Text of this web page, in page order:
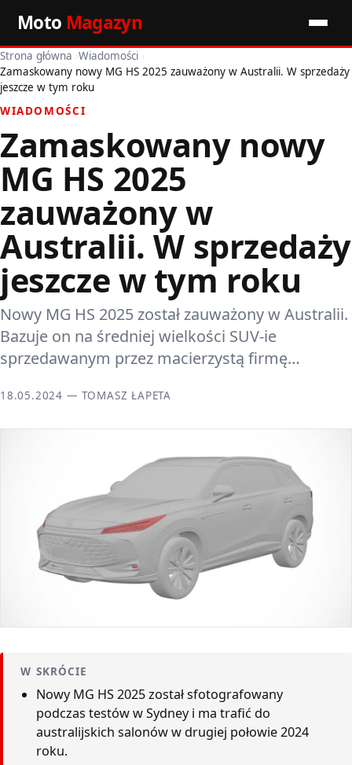
Moto Magazyn
Start
Wiadomości
Premiery
Porady motoryzacyjne
Pozostałe artykuły
Strona główna ›Wiadomości ›
Zamaskowany nowy MG HS 2025 zauważony w Australii. W sprzedaży
jeszcze w tym roku
WIADOMOŚCI
Zamaskowany nowy
MG HS 2025
zauważony w
Australii. W sprzedaży
jeszcze w tym roku
Nowy MG HS 2025 został zauważony w Australii.
Bazuje on na średniej wielkości SUV-ie
sprzedawanym przez macierzystą firmę…
18.05.2024 — TOMASZ ŁAPETA
W SKRÓCIE
Nowy MG HS 2025 został sfotografowany
podczas testów w Sydney i ma trafić do
australijskich salonów w drugiej połowie 2024
roku.